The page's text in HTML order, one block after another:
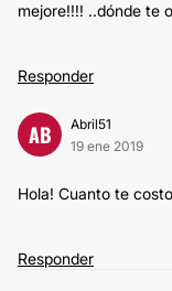
mejore!!!! ..dónde te
Responder
AB
Abril51
19 ene 2019
Hola! Cuanto te
Responder